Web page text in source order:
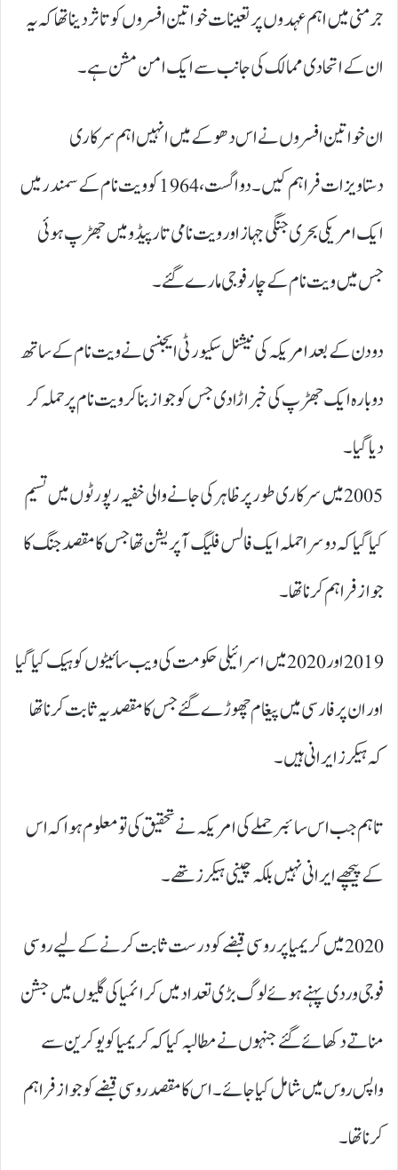
جرمنی میں اہم عہدوں پر تعینات خواتین افسروں کو تاثر دینا تھا کہ یہ
ان کے اتحادی ممالک کی جانب سے ایک امن مشن ہے۔
ان خواتین افسروں نے اس دھوکے میں انہیں اہم سرکاری
دستاویزات فراہم کیں۔ دو اگست، 1964 کو ویت نام کے سمندر میں
ایک امریکی بحری جنگی جہاز اور ویت نامی تارپیڈو میں جھڑپ ہوئی
جس میں ویت نام کے چار فوجی مارے گئے۔
دو دن کے بعد امریکہ کی نیشنل سکیورٹی ایجنسی نے ویت نام کے ساتھ
دوبارہ ایک جھڑپ کی خبر اڑا دی جس کو جواز بنا کر ویت نام پر حملہ کر
دیا گیا۔
2005 میں سرکاری طور پر ظاہر کی جانے والی خفیہ رپورٹوں میں تسیم
کیا گیا کہ دوسرا حملہ ایک فالس فلیگ آپریشن تھا جس کا مقصد جنگ کا
جواز فراہم کرنا تھا۔
2019 اور 2020 میں اسرائیلی حکومت کی ویب سائیٹوں کو ہیک کیا گیا
اور ان پر فارسی میں پیغام چھوڑے گئے جس کا مقصد یہ ثابت کرنا تھا
کہ ہیکرز ایرانی ہیں۔
تاہم جب اس سائبر حملے کی امریکہ نے تحقیق کی تو معلوم ہوا کہ اس
کے پیچھے ایرانی نہیں بلکہ چینی ہیکرز تھے۔
2020 میں کریمیا پر روسی قبضے کو درست ثابت کرنے کے لیے روسی
فوجی وردی پہنے ہوئے لوگ بڑی تعداد میں کرائمیا کی گلیوں میں جشن
مناتے دکھائے گئے جنہوں نے مطالبہ کیا کہ کریمیا کو یوکرین سے
واپس روس میں شامل کیا جائے۔ اس کا مقصد روسی قبضے کو جواز فراہم
کرنا تھا۔